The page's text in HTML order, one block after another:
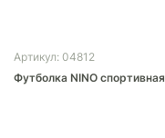
Артикул: 04812
Футболка NINO спортивная